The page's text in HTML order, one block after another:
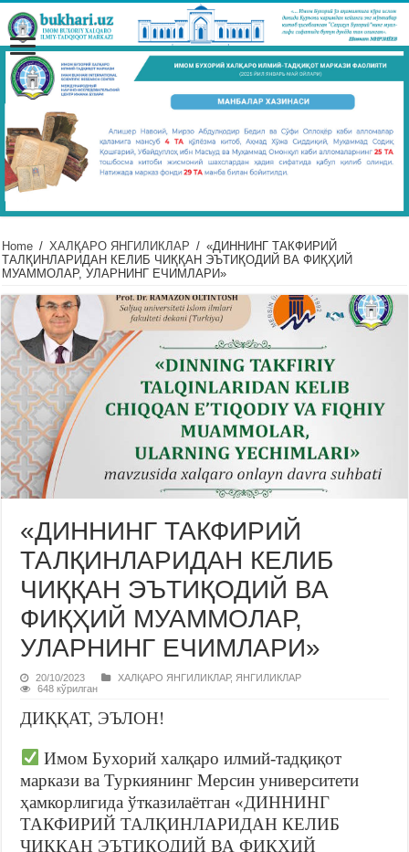
Home / ХАЛҚАРО ЯНГИЛИКЛАР / «ДИННИНГ ТАКФИРИЙ
ТАЛҚИНЛАРИДАН КЕЛИБ ЧИҚҚАН ЭЪТИҚОДИЙ ВА ФИҚҲИЙ
МУАММОЛАР, УЛАРНИНГ ЕЧИМЛАРИ»
«ДИННИНГ ТАКФИРИЙ
ТАЛҚИНЛАРИДАН КЕЛИБ
ЧИҚҚАН ЭЪТИҚОДИЙ ВА
ФИҚҲИЙ МУАММОЛАР,
УЛАРНИНГ ЕЧИМЛАРИ»
20/10/2023 ХАЛҚАРО ЯНГИЛИКЛАР, ЯНГИЛИКЛАР
648 кўрилган
ДИҚҚАТ, ЭЪЛОН!
Имом Бухорий халқаро илмий-тадқиқот
маркази ва Туркиянинг Мерсин университети
ҳамкорлигида ўтказилаётган «ДИННИНГ
ТАКФИРИЙ ТАЛҚИНЛАРИДАН КЕЛИБ
ЧИҚҚАН ЭЪТИҚОДИЙ ВА ФИҚҲИЙ